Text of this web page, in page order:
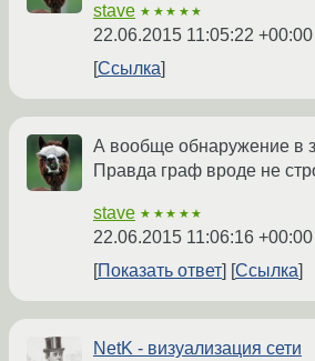
stave ★★★★★
22.06.2015 11:05:22 +00:00
Ссылка
А вообще обнаружение в
Правда граф вроде не
stave ★★★★★
22.06.2015 11:06:16 +00:00
Показать ответ
Ссылка
NetK - визуализация сети